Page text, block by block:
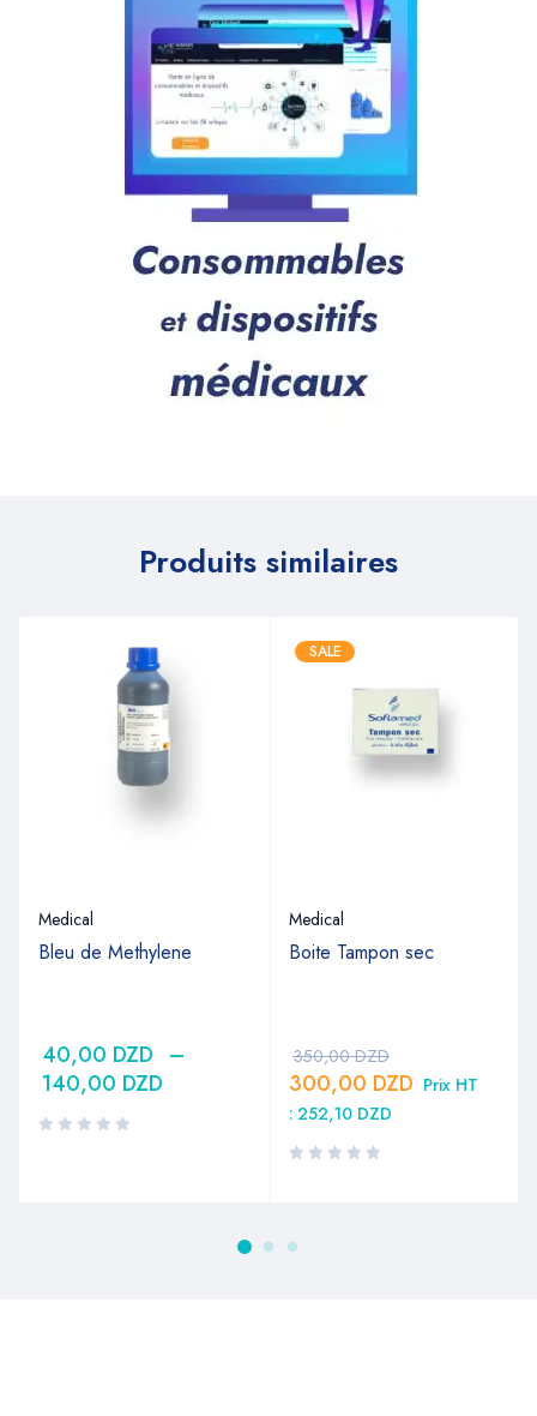
Produits similaires
Medical
Bleu de Methylene
40,00 DZD –
140,00 DZD
SALE
Medical
Boite Tampon sec
350,00DZD
300,00 DZD Prix HT
: 252,10 DZD